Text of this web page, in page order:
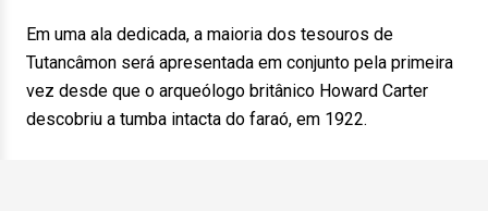
Em uma ala dedicada, a maioria dos tesouros de
Tutancâmon será apresentada em conjunto pela primeira
vez desde que o arqueólogo britânico Howard Carter
descobriu a tumba intacta do faraó, em 1922.